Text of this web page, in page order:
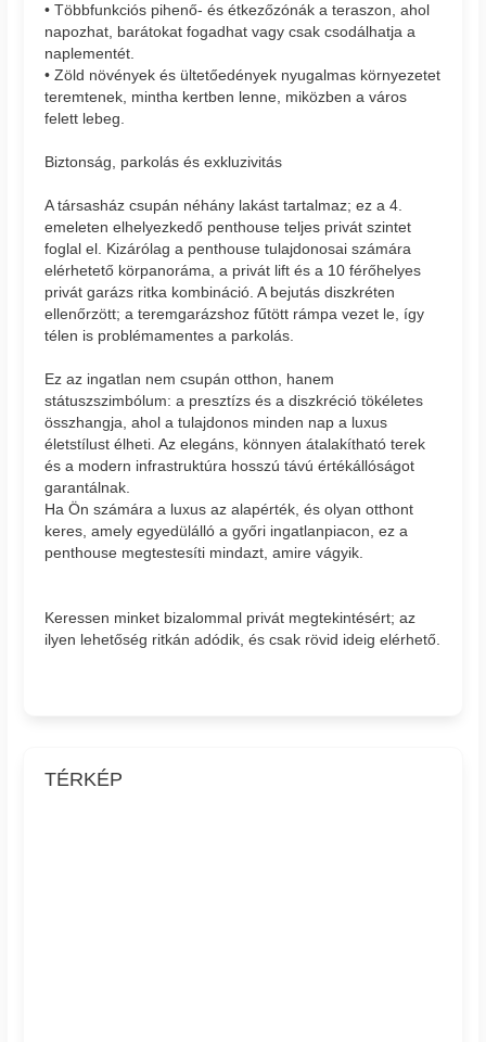
• Többfunkciós pihenő- és étkezőzónák a teraszon, ahol
napozhat, barátokat fogadhat vagy csak csodálhatja a
naplementét.
• Zöld növények és ültetőedények nyugalmas környezetet
teremtenek, mintha kertben lenne, miközben a város
felett lebeg.
Biztonság, parkolás és exkluzivitás
A társasház csupán néhány lakást tartalmaz; ez a 4.
emeleten elhelyezkedő penthouse teljes privát szintet
foglal el. Kizárólag a penthouse tulajdonosai számára
elérhetető körpanoráma, a privát lift és a 10 férőhelyes
privát garázs ritka kombináció. A bejutás diszkréten
ellenőrzött; a teremgarázshoz fűtött rámpa vezet le, így
télen is problémamentes a parkolás.
Ez az ingatlan nem csupán otthon, hanem
státuszszimbólum: a presztízs és a diszkréció tökéletes
összhangja, ahol a tulajdonos minden nap a luxus
életstílust élheti. Az elegáns, könnyen átalakítható terek
és a modern infrastruktúra hosszú távú értékállóságot
garantálnak.
Ha Ön számára a luxus az alapérték, és olyan otthont
keres, amely egyedülálló a győri ingatlanpiacon, ez a
penthouse megtestesíti mindazt, amire vágyik.
Keressen minket bizalommal privát megtekintésért; az
ilyen lehetőség ritkán adódik, és csak rövid ideig elérhető.
TÉRKÉP